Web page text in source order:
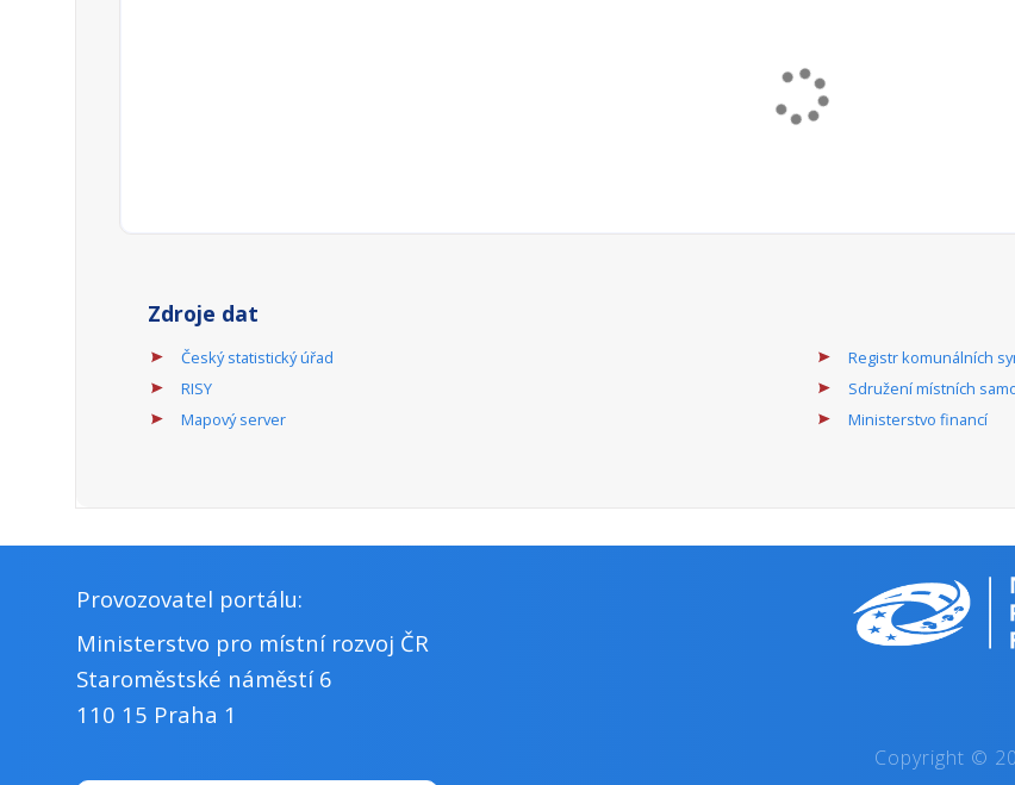
Zdroje dat
Český statistický úřad
RISY
Mapový server
Registr komunálních
Sdružení místních
Ministerstvo financí
Provozovatel portálu:
Ministerstvo pro místní rozvoj ČR
Staroměstské náměstí 6
110 15 Praha 1
Copyright ©